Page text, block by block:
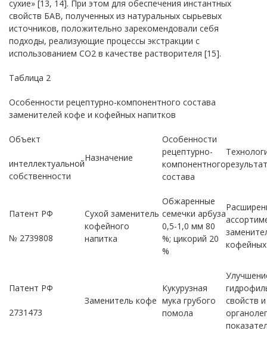
сухие» [13, 14]. При этом для обеспечения инстантных
свойств БАВ, полученных из натуральных сырьевых
источников, положительно зарекомендовали себя
подходы, реализующие процессы экстракции с
использованием СO2 в качестве растворителя [15].
Таблица 2
Особенности рецептурно-компонентного состава
заменителей кофе и кофейных напитков
Объект
интеллектуальной
собственности
Назначение
Особенности
рецептурно-
компонентного
состава
результат
Патент РФ
№ 2739808
Сухой заменитель
кофейного
напитка
Обжаренные
семечки арбуза
0,5-1,0 мм 80
%; цикорий 20
%
Патент РФ
2731473
Заменитель кофе
Кукурузная
мука грубого
помола
свойств и